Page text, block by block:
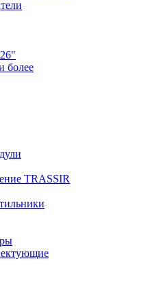
более
TRASSIR